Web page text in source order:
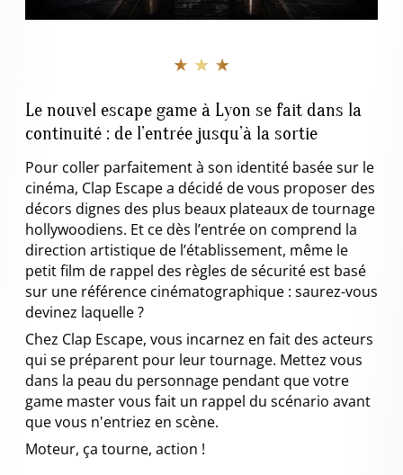
★ ★ ★
Le nouvel escape game à Lyon se fait dans la
continuité : de l’entrée jusqu’à la sortie
Pour coller parfaitement à son identité basée sur le
cinéma, Clap Escape a décidé de vous proposer des
décors dignes des plus beaux plateaux de tournage
hollywoodiens. Et ce dès l’entrée on comprend la
direction artistique de l’établissement, même le
petit film de rappel des règles de sécurité est basé
sur une référence cinématographique : saurez-vous
devinez laquelle ?
Chez Clap Escape, vous incarnez en fait des acteurs
qui se préparent pour leur tournage. Mettez vous
dans la peau du personnage pendant que votre
game master vous fait un rappel du scénario avant
que vous n'entriez en scène.
Moteur, ça tourne, action !